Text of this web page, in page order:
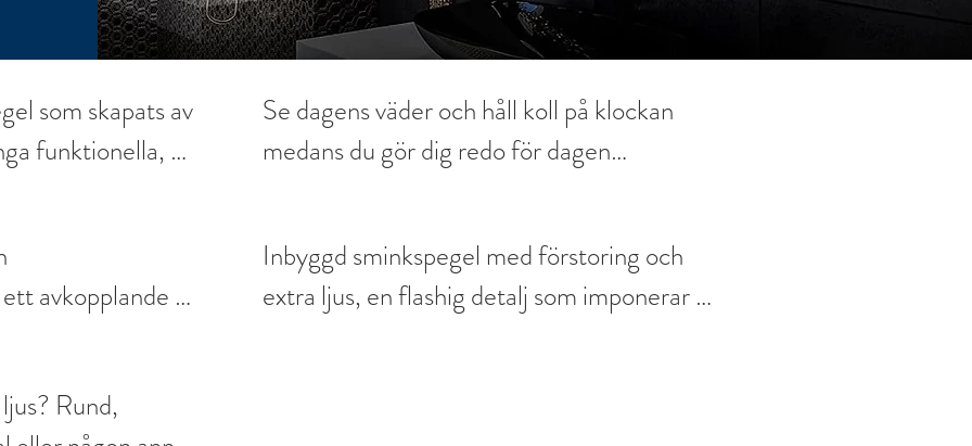
Våra tjänster Om oss/kontakt Öppettider Referenser
som skapats av
funktionella,
Dessa
att förhindra
samma
varje gång.
Se dagens väder och håll koll på klockan
medans du gör dig redo för dagen
avkopplande
​Inbyggd sminkspegel med förstoring och
extra ljus, en flashig detalj som imponerar på
Rund,